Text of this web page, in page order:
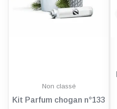
Non classé
Kit Parfum chogan n°133